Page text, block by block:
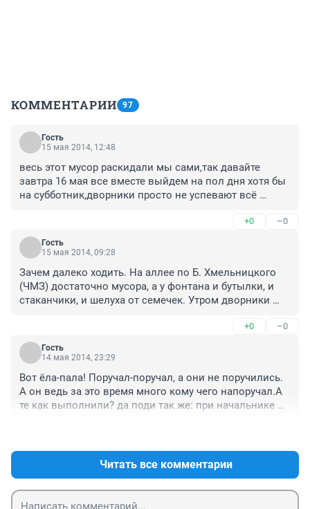
КОММЕНТАРИИ 97
Гость
15 мая 2014, 12:48
весь этот мусор раскидали мы сами,так давайте
завтра 16 мая все вместе выйдем на пол дня хотя бы
на субботник,дворники просто не успевают всё
виду 29 жек курчатовского района ,есть так мелкие
закоулки но до них тоже дойдём...УВАЖАЕМЫЕ
ГОРОЖАНЕ ЧИСТО НЕ ТАМ ГДЕ УБИРАЮТ,А ЧИСТО
хватает,работают узбеки и то тяп ляп
+0 –0
Гость
15 мая 2014, 09:28
Зачем далеко ходить. На аллее по Б. Хмельницкого
(ЧМЗ) достаточно мусора, а у фонтана и бутылки, и
стаканчики, и шелуха от семечек. Утром дворники
сделаешь : и реакция неадекватная, да и таких
моральных уродов многовато. Очень редко, но ходит
патрулировали, так может и у людей рефлекс
выработался, что пить и гадить в общественных
местах нельзя и накладно. За это ведь по закону
исполнять.
+0 –0
Гость
14 мая 2014, 23:29
Вот ёла-пала! Поручал-поручал, а они не поручились.
А он ведь за это время много кому чего напоручал.А
те как выполнили? да поди так же: при начальнике
Странно, вроде не вчера родился...
Читать все комментарии